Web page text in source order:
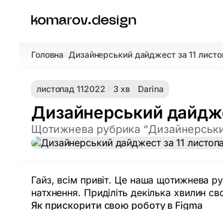
Головна//Дизайнерський дайджест за 11
листопад 112022 3 хв Darina
Дизайнерський
Щотижнева рубрика
Гайз, всім привіт. Це наша щотижнева
натхнення. Приділіть декілька хвилин
Як прискорити свою роботу в Figma